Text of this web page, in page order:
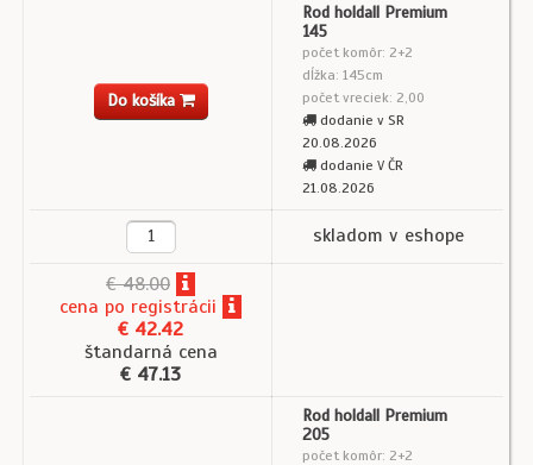
Do košíka
Rod holdall Premium
145
počet komôr: 2+2
dĺžka: 145cm
počet vreciek: 2,00
dodanie v SR
20.08.2026
dodanie V ČR
21.08.2026
skladom v eshope
€ 48.00
cena po registrácii
€ 42.42
štandarná cena
€ 47.13
Rod holdall Premium
205
počet komôr: 2+2